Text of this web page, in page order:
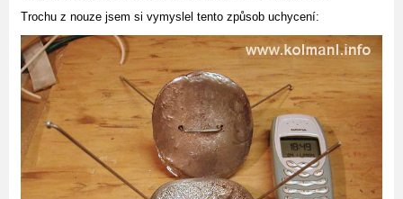
Trochu z nouze jsem si vymyslel tento způsob uchycení: